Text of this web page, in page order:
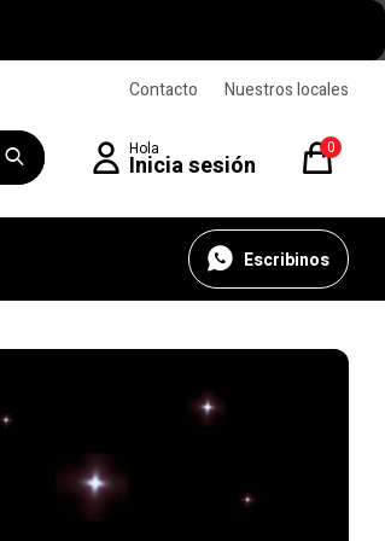
Escribinos
0
Contacto Nuestros locales